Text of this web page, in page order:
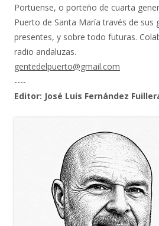
Portuense, o porteño de cuarta
Puerto de Santa María través de sus
presentes, y sobre todo futuras.
radio andaluzas.
gentedelpuerto@gmail.com
----
Editor: José Luis Fernández